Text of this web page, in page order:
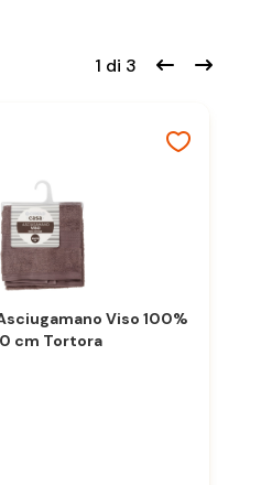
Viso 100%
cm Tortora
1 di 3